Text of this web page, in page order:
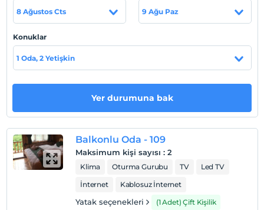
Tesis lokasyon bilgileri
Rize Fındıklı'da konumlanmaktadır.
Haritada Göster
Otel koşulları
Check/in
En erken saat 11:00 ve sonrası
Check/out
En geç saat 11:00 ve öncesi
8 Ağustos Cts 9 Ağu Paz
Konuklar
1 Oda, 2 Yetişkin
Yer durumuna bak
Balkonlu Oda - 109
Maksimum kişi sayısı : 2
Klima Oturma Gurubu TV
Led TV
İnternet
Kablosuz İnternet
Yatak seçenekleri (1 Adet) Çift Kişilik